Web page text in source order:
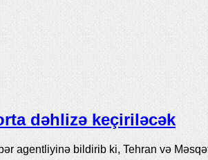
dəhlizə keçiriləcək
agentliyinə bildirib ki, Tehran və